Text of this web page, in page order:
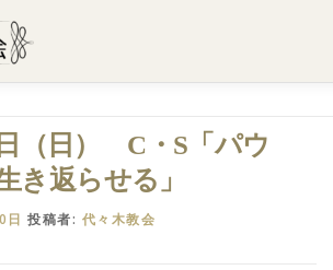
（日） C・S「パウ
き返らせる」
日 投稿者: 代々木教会